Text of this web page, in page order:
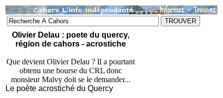
Olivier Delau : poete du quercy,
région de cahors - acrostiche
Que devient Olivier Delau ? Il a pourtant
obtenu une bourse du CRL donc
monsieur Malvy doit se le demander...
Le poète acrostiché du Quercy